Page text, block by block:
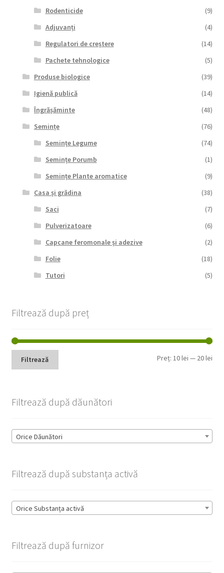
Rodenticide
(9)
Adjuvanți
(4)
Regulatori de creștere
(14)
Pachete tehnologice
(5)
Produse biologice
(39)
Igienă publică
(14)
Îngrășăminte
(48)
Semințe
(76)
Semințe Legume
(74)
Semințe Porumb
(1)
Semințe Plante aromatice
(9)
Casa și grădina
(38)
Saci
(7)
Pulverizatoare
(6)
Capcane feromonale și adezive
(2)
Folie
(18)
Tutori
(5)
Filtrează după preț
Filtrează Preț:10 lei — 20 lei
Filtrează după dăunători
Orice Dăunători
Filtrează după substanța activă
Orice Substanța activă
Filtrează după furnizor